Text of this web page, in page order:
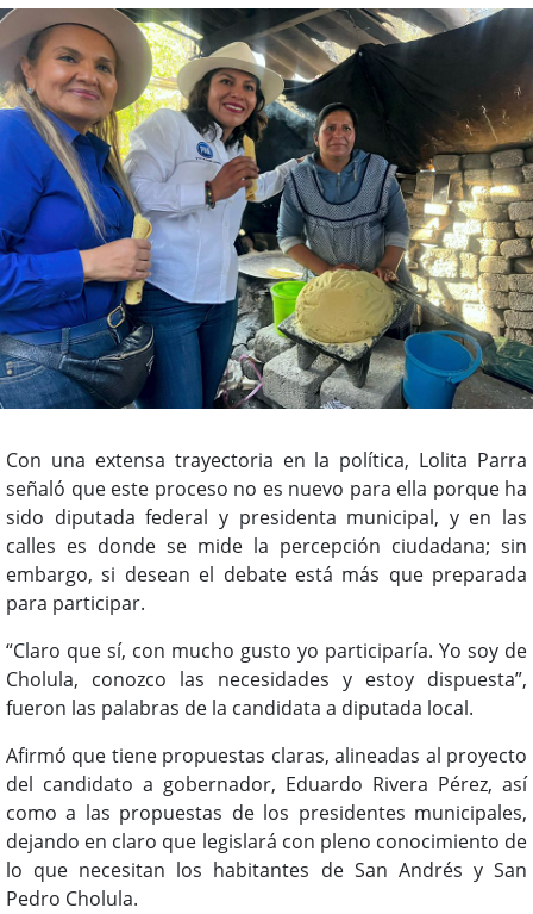
Con una extensa trayectoria en la política, Lolita Parra
señaló que este proceso no es nuevo para ella porque ha
sido diputada federal y presidenta municipal, y en las
calles es donde se mide la percepción ciudadana; sin
embargo, si desean el debate está más que preparada
para participar.
“Claro que sí, con mucho gusto yo participaría. Yo soy de
Cholula, conozco las necesidades y estoy dispuesta”,
fueron las palabras de la candidata a diputada local.
Afirmó que tiene propuestas claras, alineadas al proyecto
del candidato a gobernador, Eduardo Rivera Pérez, así
como a las propuestas de los presidentes municipales,
dejando en claro que legislará con pleno conocimiento de
lo que necesitan los habitantes de San Andrés y San
Pedro Cholula.